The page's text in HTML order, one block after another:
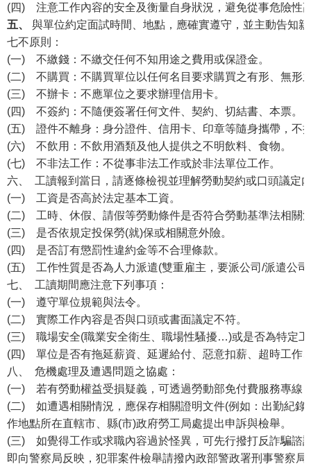
(四) 注意工作內容的安全及衡量自身狀況，避免從事危險性
五、 與單位約定面試時間、地點，應確實遵守，並主動告知
七不原則：
(一) 不繳錢：不繳交任何不知用途之費用或保證金。
(二) 不購買：不購買單位以任何名目要求購買之有形、無形
(三) 不辦卡：不應單位之要求辦理信用卡。
(四) 不簽約：不隨便簽署任何文件、契約、切結書、本票。
(五) 證件不離身：身分證件、信用卡、印章等隨身攜帶，不
(六) 不飲用：不飲用酒類及他人提供之不明飲料、食物。
(七) 不非法工作：不從事非法工作或於非法單位工作。
六、 工讀報到當日，請逐條檢視並理解勞動契約或口頭議定
(一) 工資是否高於法定基本工資。
(二) 工時、休假、請假等勞動條件是否符合勞動基準法相關
(三) 是否依規定投保勞(就)保或相關意外險。
(四) 是否訂有懲罰性違約金等不合理條款。
(五) 工作性質是否為人力派遣(雙重雇主，要派公司/派遣公司
七、 工讀期間應注意下列事項：
(一) 遵守單位規範與法令。
(二) 實際工作內容是否與口頭或書面議定不符。
(三) 職場安全(職業安全衛生、職場性騷擾…)或是否為特定工
(四) 單位是否有拖延薪資、延遲給付、惡意扣薪、超時工作
八、 危機處理及遭遇問題之協處：
(一) 若有勞動權益受損疑義，可透過勞動部免付費服務專線
(二) 如遭遇相關情況，應保存相關證明文件(例如：出勤紀錄
作地點所在直轄市、縣(市)政府勞工局處提出申訴與檢舉。
(三) 如覺得工作或求職內容過於怪異，可先行撥打反詐騙諮
即向警察局反映，犯罪案件檢舉請撥內政部警政署刑事警察